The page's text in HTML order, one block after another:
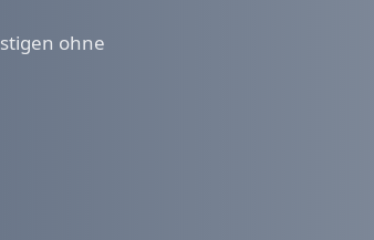
ohne